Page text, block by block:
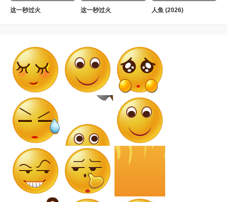
这一秒过火 这一秒过火 人鱼 (2026)